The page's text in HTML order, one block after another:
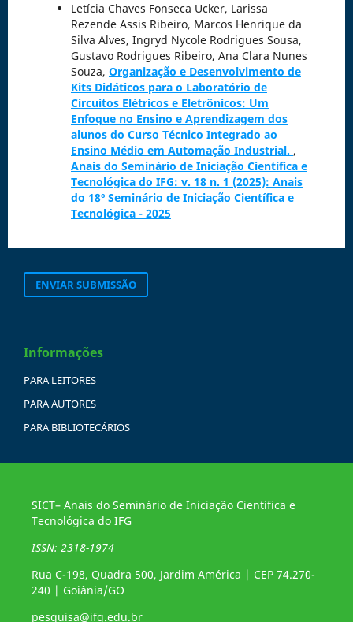
Letícia Chaves Fonseca Ucker, Larissa
Rezende Assis Ribeiro, Marcos Henrique da
Silva Alves, Ingryd Nycole Rodrigues Sousa,
Gustavo Rodrigues Ribeiro, Ana Clara Nunes
Souza, Organização e Desenvolvimento de
Kits Didáticos para o Laboratório de
Circuitos Elétricos e Eletrônicos: Um
Enfoque no Ensino e Aprendizagem dos
alunos do Curso Técnico Integrado ao
Ensino Médio em Automação Industrial. ,
Anais do Seminário de Iniciação Científica e
Tecnológica do IFG: v. 18 n. 1 (2025): Anais
do 18º Seminário de Iniciação Científica e
Tecnológica - 2025
ENVIAR SUBMISSÃO
Informações
PARA LEITORES
PARA AUTORES
PARA BIBLIOTECÁRIOS
SICT– Anais do Seminário de Iniciação Científica e
Tecnológica do IFG
ISSN: 2318-1974
Rua C-198, Quadra 500, Jardim América | CEP 74.270-
240 | Goiânia/GO
pesquisa@ifg.edu.br